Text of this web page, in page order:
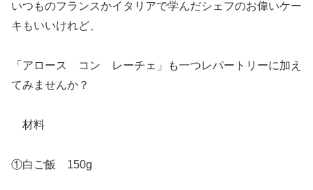
いつものフランスかイタリアで学んだシェフのお偉いケー
キもいいけれど、
「アロース コン レーチェ」も一つレパートリーに加え
てみませんか？
材料
①白ご飯 150g